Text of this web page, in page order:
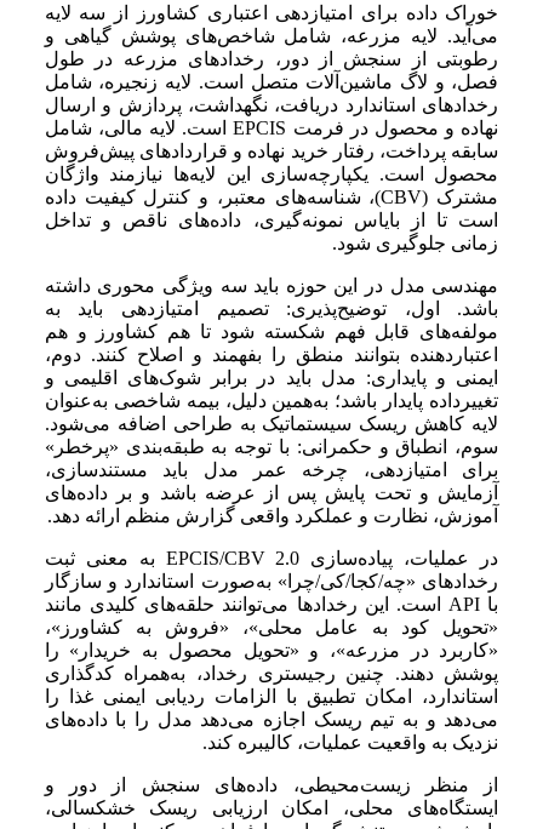
خوراک داده برای امتیازدهی اعتباری کشاورز از سه لایه
می‌آید. لایه مزرعه، شامل شاخص‌های پوشش گیاهی و
رطوبتی از سنجش از دور، رخدادهای مزرعه در طول
فصل، و لاگ ماشین‌آلات متصل است. لایه زنجیره، شامل
رخدادهای استاندارد دریافت، نگهداشت، پردازش و ارسال
نهاده و محصول در فرمت EPCIS است. لایه مالی، شامل
سابقه پرداخت، رفتار خرید نهاده و قراردادهای پیش‌فروش
محصول است. یکپارچه‌سازی این لایه‌ها نیازمند واژگان
مشترک (CBV)، شناسه‌های معتبر، و کنترل کیفیت داده
است تا از بایاس نمونه‌گیری، داده‌های ناقص و تداخل
زمانی جلوگیری شود.
مهندسی مدل در این حوزه باید سه ویژگی محوری داشته
باشد. اول، توضیح‌پذیری: تصمیم امتیازدهی باید به
مولفه‌های قابل فهم شکسته شود تا هم کشاورز و هم
اعتباردهنده بتوانند منطق را بفهمند و اصلاح کنند. دوم،
ایمنی و پایداری: مدل باید در برابر شوک‌های اقلیمی و
تغییرداده پایدار باشد؛ به‌همین دلیل، بیمه شاخصی به‌عنوان
لایه کاهش ریسک سیستماتیک به طراحی اضافه می‌شود.
سوم، انطباق و حکمرانی: با توجه به طبقه‌بندی «پرخطر»
برای امتیازدهی، چرخه عمر مدل باید مستندسازی،
آزمایش و تحت پایش پس از عرضه باشد و بر داده‌های
آموزش، نظارت و عملکرد واقعی گزارش منظم ارائه دهد.
در عملیات، پیاده‌سازی EPCIS/CBV 2.0 به معنی ثبت
رخدادهای «چه/کجا/کی/چرا» به‌صورت استاندارد و سازگار
با API است. این رخدادها می‌توانند حلقه‌های کلیدی مانند
«تحویل کود به عامل محلی»، «فروش به کشاورز»،
«کاربرد در مزرعه»، و «تحویل محصول به خریدار» را
پوشش دهند. چنین رجیستری رخداد، به‌همراه کدگذاری
استاندارد، امکان تطبیق با الزامات ردیابی ایمنی غذا را
می‌دهد و به تیم ریسک اجازه می‌دهد مدل را با داده‌های
نزدیک به واقعیت عملیات، کالیبره کند.
از منظر زیست‌محیطی، داده‌های سنجش از دور و
ایستگاه‌های محلی، امکان ارزیابی ریسک خشکسالی،